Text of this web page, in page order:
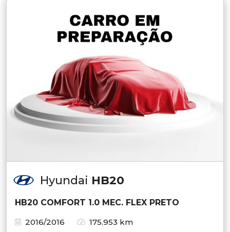
Hyundai HB20
HB20 COMFORT 1.0 MEC. FLEX PRETO
2016/2016
175.953 km